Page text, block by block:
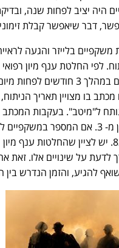
היה יציב לפחות שנה,
לפי החלטת ענף מיון
בו מצויין תאריך
הפרופיל יעלה ל-82. יש לציין
לדעת על שינויים אלו.
להגיע, והזמן הנדרש בין